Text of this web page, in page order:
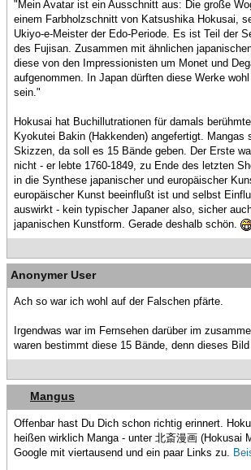
"Mein Avatar ist ein Ausschnitt aus: Die große
einem Farbholzschnitt von Katsushika Hokusai,
Ukiyo-e-Meister der Edo-Periode. Es ist Teil der
des Fujisan. Zusammen mit ähnlichen
diese von den Impressionisten um Monet und
aufgenommen. In Japan dürften diese Werke
sein."
Hokusai hat Buchillutrationen für damals
Kyokutei Bakin (Hakkenden) angefertigt. Mangas
Skizzen, da soll es 15 Bände geben. Der Erste
nicht - er lebte 1760-1849, zu Ende des letzten
in die Synthese japanischer und europäischer
europäischer Kunst beeinflußt ist und selbst
auswirkt - kein typischer Japaner also, sicher
japanischen Kunstform. Gerade deshalb schön.
Anonymer User
Ach so war ich wohl auf der Falschen pfärte.
Irgendwas war im Fernsehen darüber im
waren bestimmt diese 15 Bände, denn dieses
Mangus
Offenbar hast Du Dich schon richtig erinnert.
heißen wirklich Manga - unter 北斎漫画 (Hokusai
Google mit viertausend und ein paar Links zu.